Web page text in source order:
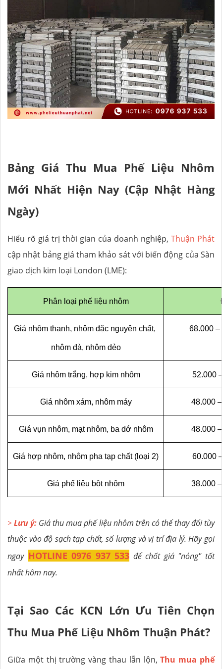
Bảng Giá Thu Mua Phế Liệu Nhôm
Mới Nhất Hiện Nay (Cập Nhật Hàng
Ngày)
Hiểu rõ giá trị thời gian của doanh nghiệp, Thuận Phát
cập nhật bảng giá tham khảo sát với biến động của Sàn
giao dịch kim loại London (LME):
Phân loại phế liệu nhôm
Giá nhôm thanh, nhôm đặc nguyên chất,
nhôm đà, nhôm dẻo
68.000 –
Giá nhôm trắng, hợp kim nhôm 52.000
Giá nhôm xám, nhôm máy 48.000
Giá vụn nhôm, mạt nhôm, ba dớ nhôm 48.000
Giá hợp nhôm, nhôm pha tạp chất (loại 2) 60.000
Giá phế liệu bột nhôm 38.000
>Lưu ý: Giá thu mua phế liệu nhôm trên có thể thay đổi tùy
thuộc vào độ sạch tạp chất, số lượng và vị trí địa lý. Hãy gọi
ngay HOTLINE 0976 937 533 để chốt giá "nóng" tốt
nhất hôm nay.
Tại Sao Các KCN Lớn Ưu Tiên Chọn
Thu Mua Phế Liệu Nhôm Thuận Phát?
Giữa một thị trường vàng thau lẫn lộn,Thu mua phế